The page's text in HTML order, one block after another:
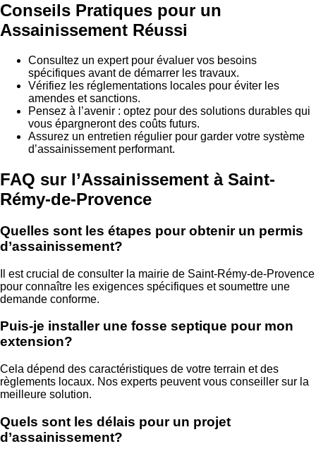
Conseils Pratiques pour un
Assainissement Réussi
Consultez un expert pour évaluer vos besoins
spécifiques avant de démarrer les travaux.
Vérifiez les réglementations locales pour éviter les
amendes et sanctions.
Pensez à l’avenir : optez pour des solutions durables qui
vous épargneront des coûts futurs.
Assurez un entretien régulier pour garder votre système
d’assainissement performant.
FAQ sur l’Assainissement à Saint-
Rémy-de-Provence
Quelles sont les étapes pour obtenir un permis
d’assainissement?
Il est crucial de consulter la mairie de Saint-Rémy-de-Provence
pour connaître les exigences spécifiques et soumettre une
demande conforme.
Puis-je installer une fosse septique pour mon
extension?
Cela dépend des caractéristiques de votre terrain et des
règlements locaux. Nos experts peuvent vous conseiller sur la
meilleure solution.
Quels sont les délais pour un projet
d’assainissement?